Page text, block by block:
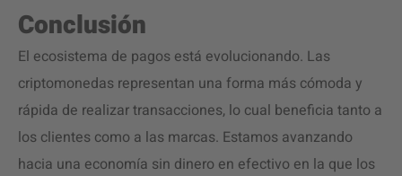
Conclusión
El ecosistema de pagos está evolucionando. Las
criptomonedas representan una forma más cómoda y
rápida de realizar transacciones, lo cual beneficia tanto a
los clientes como a las marcas. Estamos avanzando
hacia una economía sin dinero en efectivo en la que los